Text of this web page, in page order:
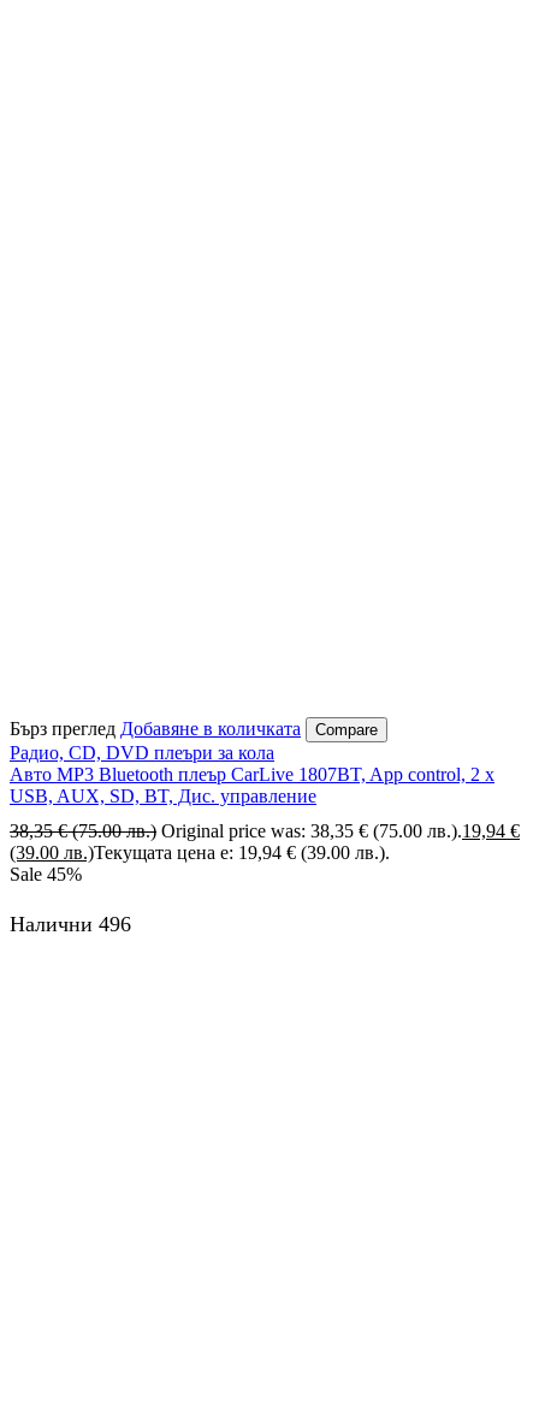
Бърз преглед Добавяне в количката Compare
Радио, CD, DVD плеъри за кола
Авто MP3 Bluetooth плеър CarLive 1807BT, App control, 2 x
USB, AUX, SD, BT, Дис. управление
38,35€ (75.00 лв.) Original price was: 38,35 € (75.00 лв.).19,94 €
(39.00 лв.)Текущата цена е: 19,94 € (39.00 лв.).
Sale 45%
Налични 496